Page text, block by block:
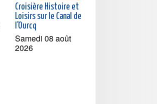
Croisière Histoire et
Loisirs sur le Canal de
l'Ourcq
Samedi 08 août
2026